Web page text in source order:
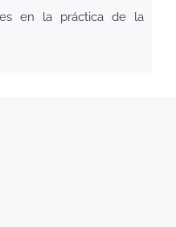
en la práctica de la